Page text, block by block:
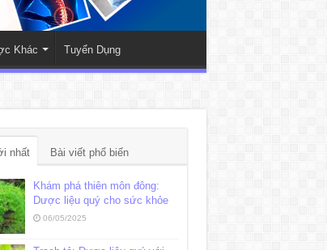
Khác Tuyển Dụng
nhất Bài viết phổ biến
Khám phá thiên môn đông:
Dược liệu quý cho sức khỏe
06/05/2025